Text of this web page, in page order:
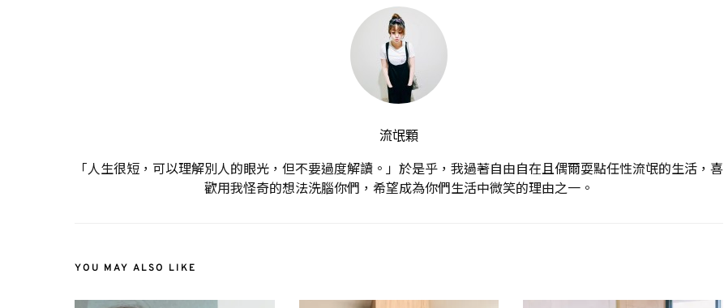
流氓顆
「人生很短，可以理解別人的眼光，但不要過度解讀。」於是乎，我過著自由自在且偶爾耍點任性流氓的生活，喜
歡用我怪奇的想法洗腦你們，希望成為你們生活中微笑的理由之一。
YOU MAY ALSO LIKE